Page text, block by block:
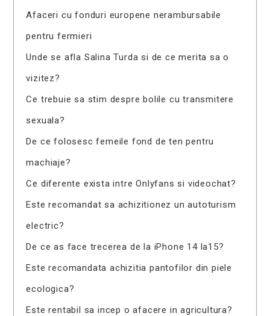
Afaceri cu fonduri europene nerambursabile
pentru fermieri
Unde se afla Salina Turda si de ce merita sa o
vizitez?
Ce trebuie sa stim despre bolile cu transmitere
sexuala?
De ce folosesc femeile fond de ten pentru
machiaje?
Ce diferente exista intre Onlyfans si videochat?
Este recomandat sa achizitionez un autoturism
electric?
De ce as face trecerea de la iPhone 14 la15?
Este recomandata achizitia pantofilor din piele
ecologica?
Este rentabil sa incep o afacere in agricultura?